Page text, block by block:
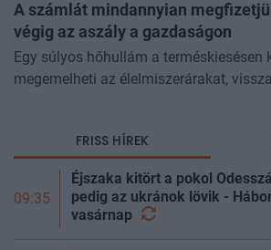
A számlát mindannyian
végig az aszály a gazdaságon
Egy súlyos hőhullám a terméskiesésen
megemelheti az élelmiszerárakat,
FRISS HÍREK
09:35
Éjszaka kitört a pokol
pedig az ukránok lövik -
vasárnap